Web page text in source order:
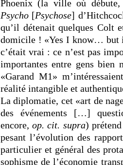
Phoenix (la ville où
Psycho [Psychose]
qu’il détenait quelques Colt
domicile ! «Yes I know… but
c’était vrai : ce n’est pas
importantes entre gens bien
«Garand M1»
réalité intangible et
La diplomatie, cet «art de
des événements […]
encore,op. cit. supra)
pesant l’évolution des
particulier et général des
sophisme de l’économie